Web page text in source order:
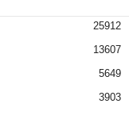
25912
13607
5649
3903